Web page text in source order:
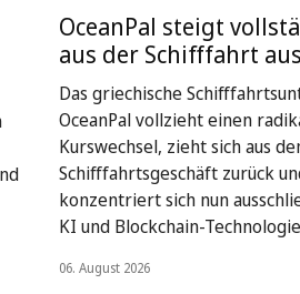
OceanPal steigt
aus der Schifffahrt aus
Das griechische
OceanPal vollzieht einen
Kurswechsel, zieht sich aus
Schifffahrtsgeschäft zurück
konzentriert sich nun
KI und Blockchain-
06. August 2026